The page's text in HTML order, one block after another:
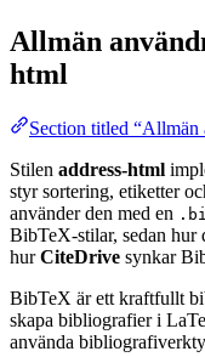
Allmän
html
Section titled “Allmän
Stilen address-html
styr sortering, etiketter
använder den med en
BibTeX-stilar, sedan hur
hurCiteDrive synkar
BibTeX är ett kraftfullt
skapa bibliografier i
använda